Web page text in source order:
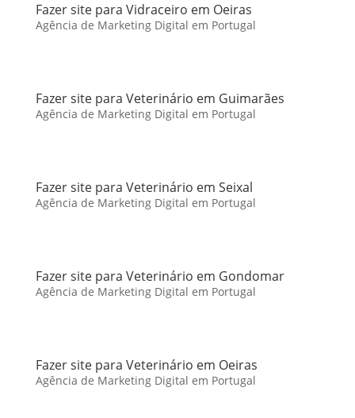
Fazer site para Vidraceiro em Oeiras
Agência de Marketing Digital em Portugal
Fazer site para Veterinário em Guimarães
Agência de Marketing Digital em Portugal
Fazer site para Veterinário em Seixal
Agência de Marketing Digital em Portugal
Fazer site para Veterinário em Gondomar
Agência de Marketing Digital em Portugal
Fazer site para Veterinário em Oeiras
Agência de Marketing Digital em Portugal